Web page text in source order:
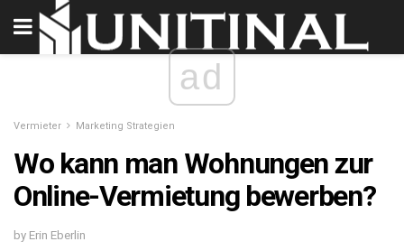
ad
Vermieter Marketing Strategien
Wo kann man Wohnungen zur
Online-Vermietung bewerben?
by Erin Eberlin